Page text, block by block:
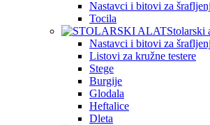
Nastavci i bitovi za
Tocila
Stolarski
Nastavci i bitovi za
Listovi za kružne testere
Stege
Burgije
Glodala
Heftalice
Dleta